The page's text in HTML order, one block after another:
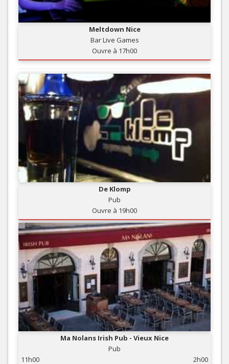
Meltdown Nice
Bar Live Games
Ouvre à 17h00
De Klomp
Pub
Ouvre à 19h00
Ma Nolans Irish Pub - Vieux Nice
Pub
11h00
2h00